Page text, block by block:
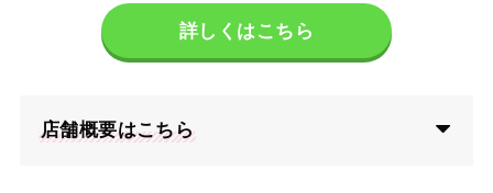
詳しくはこちら
店舗概要はこちら